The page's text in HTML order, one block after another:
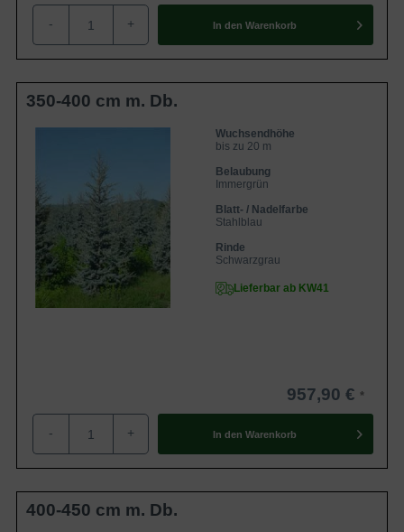
- + In den Warenkorb
350-400 cm m. Db.
Wuchsendhöhe
bis zu 20 m
Belaubung
Immergrün
Blatt- / Nadelfarbe
Stahlblau
Rinde
Schwarzgrau
Lieferbar ab KW41
957,90 €
- + In den Warenkorb
400-450 cm m. Db.